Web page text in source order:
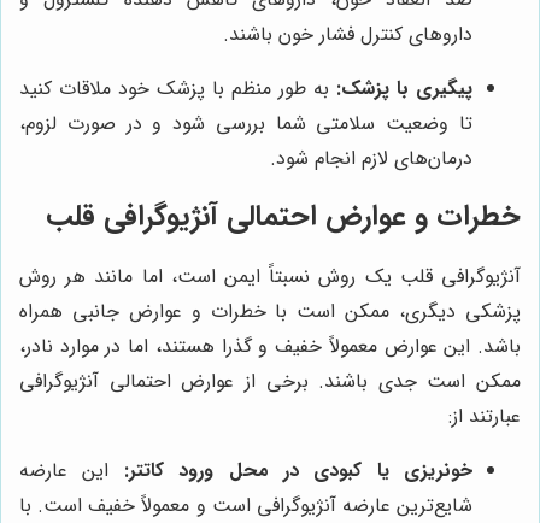
داروهای کنترل فشار خون باشند.
پیگیری با پزشک: به طور منظم با پزشک خود ملاقات کنید
تا وضعیت سلامتی شما بررسی شود و در صورت لزوم،
درمان‌های لازم انجام شود.
خطرات و عوارض احتمالی آنژیوگرافی قلب
آنژیوگرافی قلب یک روش نسبتاً ایمن است، اما مانند هر روش
پزشکی دیگری، ممکن است با خطرات و عوارض جانبی همراه
باشد. این عوارض معمولاً خفیف و گذرا هستند، اما در موارد نادر،
ممکن است جدی باشند. برخی از عوارض احتمالی آنژیوگرافی
عبارتند از:
خونریزی یا کبودی در محل ورود کاتتر: این عارضه
شایع‌ترین عارضه آنژیوگرافی است و معمولاً خفیف است. با